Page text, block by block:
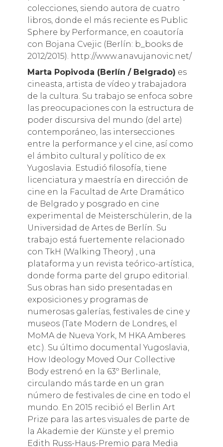
colecciones, siendo autora de cuatro
libros, donde el más reciente es Public
Sphere by Performance, en coautoría
con Bojana Cvejic (Berlín: b_books de
2012/2015). http://www.anavujanovic.net/
Marta Popivoda (Berlín / Belgrado) es
cineasta, artista de vídeo y trabajadora
de la cultura. Su trabajo se enfoca sobre
las preocupaciones con la estructura de
poder discursiva del mundo (del arte)
contemporáneo, las intersecciones
entre la performance y el cine, así como
el ámbito cultural y político de ex
Yugoslavia. Estudió filosofía, tiene
licenciatura y maestría en dirección de
cine en la Facultad de Arte Dramático
de Belgrado y posgrado en cine
experimental de Meisterschülerin, de la
Universidad de Artes de Berlín. Su
trabajo está fuertemente relacionado
con TkH (Walking Theory) , una
plataforma y un revista teórico-artística,
donde forma parte del grupo editorial.
Sus obras han sido presentadas en
exposiciones y programas de
numerosas galerías, festivales de cine y
museos (Tate Modern de Londres, el
MoMA de Nueva York, M HKA Amberes
etc.). Su último documental Yugoslavia,
How Ideology Moved Our Collective
Body estrenó en la 63º Berlinale,
circulando más tarde en un gran
número de festivales de cine en todo el
mundo. En 2015 recibió el Berlin Art
Prize para las artes visuales de parte de
la Akademie der Künste y el premio
Edith Russ-Haus-Premio para Media